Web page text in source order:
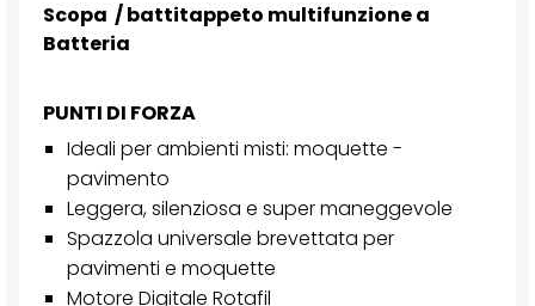
Scopa / battitappeto multifunzione a
Batteria
PUNTI DI FORZA
Ideali per ambienti misti: moquette -
pavimento
Leggera, silenziosa e super maneggevole
Spazzola universale brevettata per
pavimenti e moquette
Motore Digitale Rotafil